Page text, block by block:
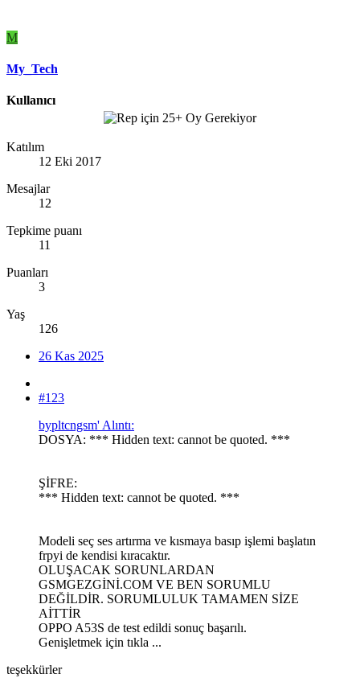
M
My_Tech
Kullanıcı
Katılım
12 Eki 2017
Mesajlar
12
Tepkime puanı
11
Puanları
3
Yaş
126
26 Kas 2025
#123
bypltcngsm' Alıntı:
DOSYA: *** Hidden text: cannot be quoted. ***
ŞİFRE:
*** Hidden text: cannot be quoted. ***
Modeli seç ses artırma ve kısmaya basıp işlemi başlatın
frpyi de kendisi kıracaktır.
OLUŞACAK SORUNLARDAN
GSMGEZGİNİ.COM VE BEN SORUMLU
DEĞİLDİR. SORUMLULUK TAMAMEN SİZE
AİTTİR
OPPO A53S de test edildi sonuç başarılı.
Genişletmek için tıkla ...
teşekkürler